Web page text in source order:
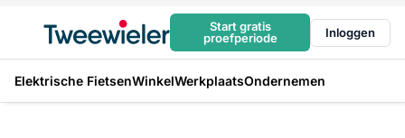
Start gratis
proefperiode
Inloggen
Elektrische FietsenWinkelWerkplaatsOndernemen